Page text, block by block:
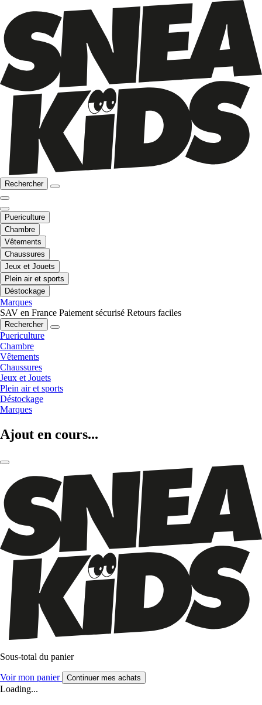
Rechercher
Puericulture
Chambre
Vêtements
Chaussures
Jeux et Jouets
Plein air et sports
Déstockage
Marques
SAV en France Paiement sécurisé Retours faciles
Rechercher
Puericulture
Chambre
Vêtements
Chaussures
Jeux et Jouets
Plein air et sports
Déstockage
Marques
Ajout en cours...
Sous-total du panier
Voir mon panier Continuer mes achats
Loading...